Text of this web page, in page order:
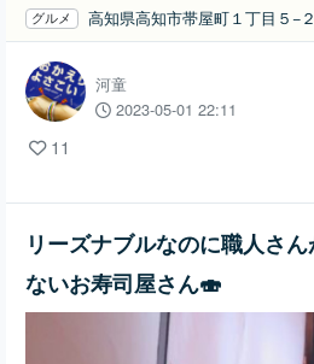
グルメ 高知県高知市帯屋町１丁目５−
河童
2023-05-01 22:11
11
リーズナブルなのに職人さ
ないお寿司屋さん🍣